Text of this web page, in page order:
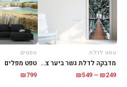
טפט לדלת
מדבקה לדלת גשר ביער צפוני
₪249
–
₪549
טפטים
טפט מפלים
₪799